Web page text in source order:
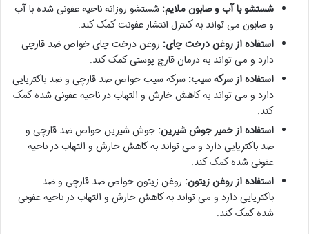
شستشو با آب و صابون ملایم: شستشو روزانه ناحیه عفونی شده با آب
و صابون می تواند به کنترل انتشار عفونت کمک کند.
استفاده از روغن درخت چای: روغن درخت چای خواص ضد قارچی
دارد و می تواند به درمان قارچ پوستی کمک کند.
استفاده از سرکه سیب: سرکه سیب خواص ضد قارچی و ضد باکتریایی
دارد و می تواند به کاهش خارش و التهاب در ناحیه عفونی شده کمک
کند.
استفاده از خمیر جوش شیرین: جوش شیرین خواص ضد قارچی و
ضد باکتریایی دارد و می تواند به کاهش خارش و التهاب در ناحیه
عفونی شده کمک کند.
استفاده از روغن زیتون: روغن زیتون خواص ضد قارچی و ضد
باکتریایی دارد و می تواند به کاهش خارش و التهاب در ناحیه عفونی
شده کمک کند.